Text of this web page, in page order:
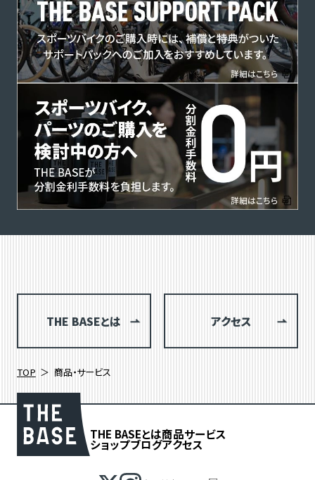
THE BASEとは アクセス
TOP 商品・サービス
THE BASEとは商品サービス
ショップブログアクセス